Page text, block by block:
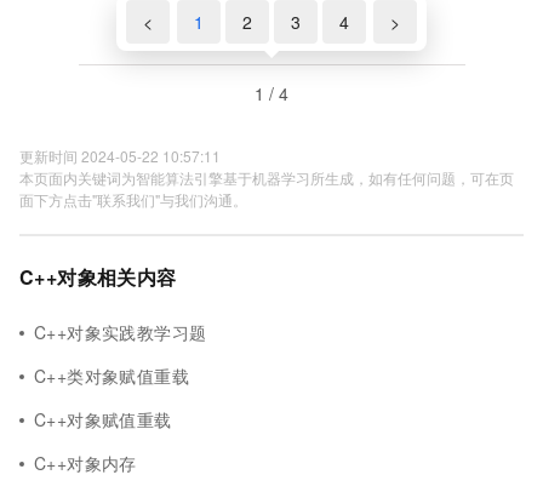
< 1 2 3 4 >
1 / 4
更新时间 2024-05-22 10:57:11
本页面内关键词为智能算法引擎基于机器学习所生成，如有任何问题，可在页
面下方点击"联系我们"与我们沟通。
C++对象相关内容
C++对象实践教学习题
C++类对象赋值重载
C++对象赋值重载
C++对象内存